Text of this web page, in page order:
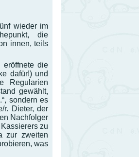
wieder im
die
innen, teils
die
dafür!) und
Regularien
gewählt,
sondern es
r. Dieter, der
Nachfolger
zu
zur zweiten
was